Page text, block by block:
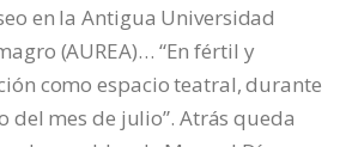
en la Antigua Universidad
(AUREA)… “En fértil y
como espacio teatral, durante
del mes de julio”. Atrás queda